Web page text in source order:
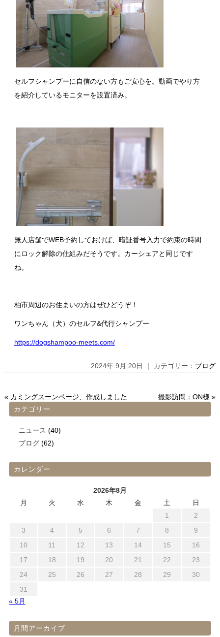
セルフシャンプーに自信のない方もご安心を。動画でやり方
を紹介しているモニターを設置済み。
無人店舗でWEB予約しておけば、暗証番号入力で約束の時間
にロック解除の仕組みだそうです。カーシェアと同じです
ね。
柏市周辺のお住まいの方はぜひどうぞ！
ワンちゃん（犬）のセルフ&代行シャンプー
https://dogshampoo-meets.com/
2024年 9月 20日 ｜ カテゴリー： ブログ
« カミングスーンページ、作成しました 撮影訪問：ON様 »
カテゴリー
ニュース (40)
ブログ(62)
カレンダー
2026年8月
月
火 水 木 金 土
日
1
2
3
4 5 6 7 8
9
10
11 12 13 14 15
16
17
18 19 20 21 22
23
24
25 26 27 28 29
30
31
« 5月
月間アーカイブ